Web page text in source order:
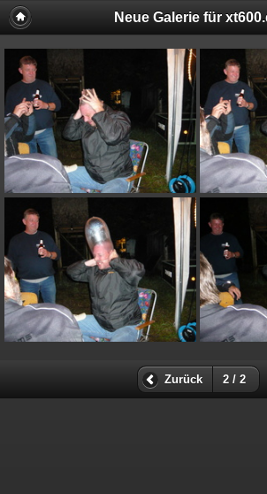
Neue Galerie für
Zurück 2 / 2